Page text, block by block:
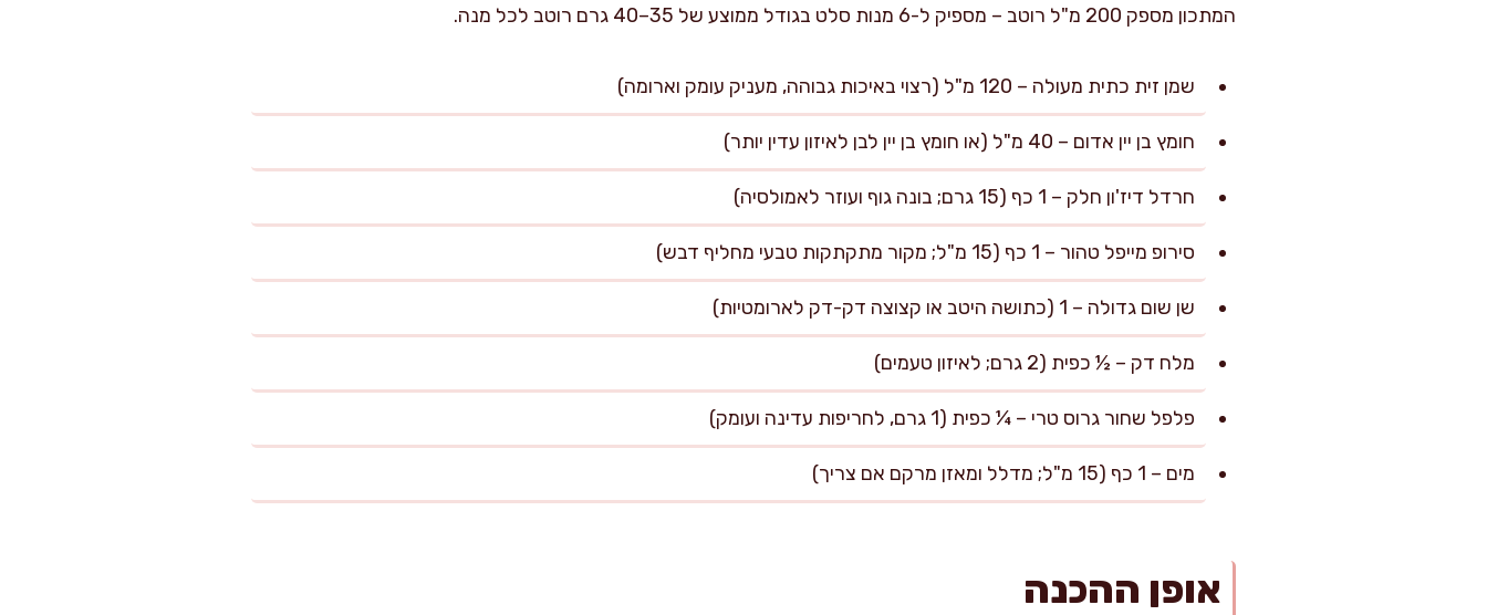
המתכון מספק 200 מ"ל רוטב – מספיק ל-6 מנות סלט בגודל ממוצע של 35–40 גרם רוטב לכל מנה.
שמן זית כתית מעולה – 120 מ"ל (רצוי באיכות גבוהה, מעניק עומק וארומה)
חומץ בן יין אדום – 40 מ"ל (או חומץ בן יין לבן לאיזון עדין יותר)
חרדל דיז'ון חלק – 1 כף (15 גרם; בונה גוף ועוזר לאמולסיה)
סירופ מייפל טהור – 1 כף (15 מ"ל; מקור מתקתקות טבעי מחליף דבש)
שן שום גדולה – 1 (כתושה היטב או קצוצה דק-דק לארומטיות)
מלח דק – ½ כפית (2 גרם; לאיזון טעמים)
פלפל שחור גרוס טרי – ¼ כפית (1 גרם, לחריפות עדינה ועומק)
מים – 1 כף (15 מ"ל; מדלל ומאזן מרקם אם צריך)
אופן ההכנה